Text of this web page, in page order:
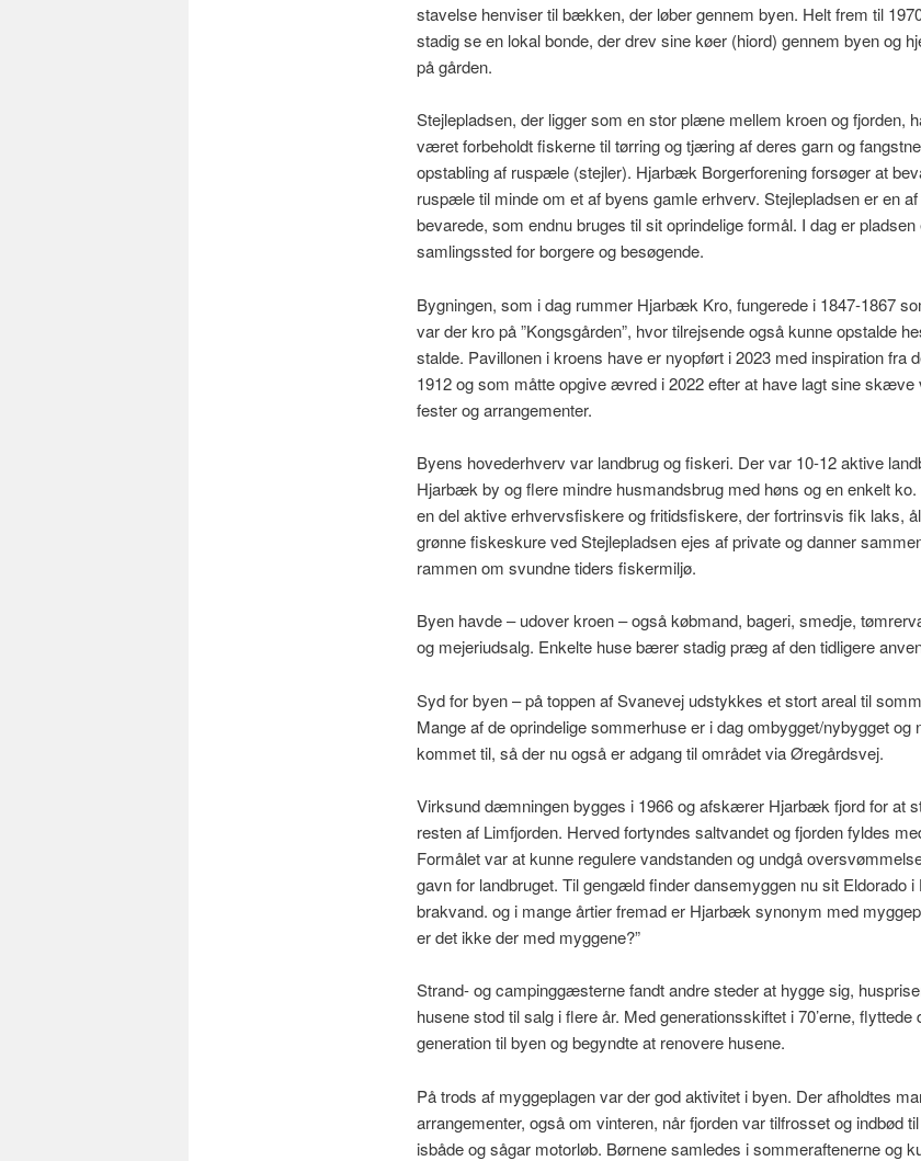
stavelse henviser til bækken, der løber gennem byen. Helt frem til
stadig se en lokal bonde, der drev sine køer (hiord) gennem byen og
på gården.
Stejlepladsen, der ligger som en stor plæne mellem kroen og fjorden,
været forbeholdt fiskerne til tørring og tjæring af deres garn og
opstabling af ruspæle (stejler). Hjarbæk Borgerforening forsøger at
ruspæle til minde om et af byens gamle erhverv. Stejlepladsen er en
bevarede, som endnu bruges til sit oprindelige formål. I dag er pladsen
samlingssted for borgere og besøgende.
Bygningen, som i dag rummer Hjarbæk Kro, fungerede i 1847-1867
var der kro på ”Kongsgården”, hvor tilrejsende også kunne opstalde
stalde. Pavillonen i kroens have er nyopført i 2023 med inspiration fra
1912 og som måtte opgive ævred i 2022 efter at have lagt sine
fester og arrangementer.
Byens hovederhverv var landbrug og fiskeri. Der var 10-12 aktive
Hjarbæk by og flere mindre husmandsbrug med høns og en enkelt
en del aktive erhvervsfiskere og fritidsfiskere, der fortrinsvis fik laks,
grønne fiskeskure ved Stejlepladsen ejes af private og danner
rammen om svundne tiders fiskermiljø.
Byen havde – udover kroen – også købmand, bageri, smedje,
og mejeriudsalg. Enkelte huse bærer stadig præg af den tidligere
Syd for byen – på toppen af Svanevej udstykkes et stort areal til
Mange af de oprindelige sommerhuse er i dag ombygget/nybygget og
kommet til, så der nu også er adgang til området via Øregårdsvej.
Virksund dæmningen bygges i 1966 og afskærer Hjarbæk fjord for at
resten af Limfjorden. Herved fortyndes saltvandet og fjorden fyldes
Formålet var at kunne regulere vandstanden og undgå
gavn for landbruget. Til gengæld finder dansemyggen nu sit Eldorado
brakvand. og i mange årtier fremad er Hjarbæk synonym med
er det ikke der med myggene?”
Strand- og campinggæsterne fandt andre steder at hygge sig,
husene stod til salg i flere år. Med generationsskiftet i 70’erne, flyttede
generation til byen og begyndte at renovere husene.
På trods af myggeplagen var der god aktivitet i byen. Der afholdtes
arrangementer, også om vinteren, når fjorden var tilfrosset og indbød
isbåde og sågar motorløb. Børnene samledes i sommeraftenerne og